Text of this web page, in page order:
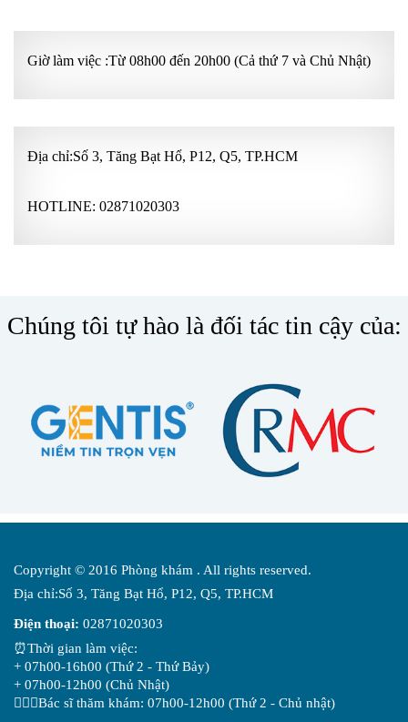
Giờ làm việc :Từ 08h00 đến 20h00 (Cả thứ 7 và Chủ Nhật)
Địa chỉ:Số 3, Tăng Bạt Hổ, P12, Q5, TP.HCM
HOTLINE: 02871020303
Chúng tôi tự hào là đối tác tin cậy của:
Copyright © 2016 Phòng khám . All rights reserved.
Địa chỉ:Số 3, Tăng Bạt Hổ, P12, Q5, TP.HCM
Điện thoại: 02871020303
⏰Thời gian làm việc:
+ 07h00-16h00 (Thứ 2 - Thứ Bảy)
+ 07h00-12h00 (Chủ Nhật)
👨🏻‍⚕️Bác sĩ thăm khám: 07h00-12h00 (Thứ 2 - Chủ nhật)